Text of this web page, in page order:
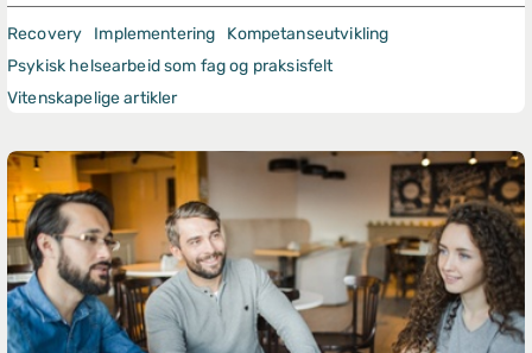
Recovery Implementering
Kompetanseutvikling
Psykisk helsearbeid som fag og praksisfelt
Vitenskapelige artikler